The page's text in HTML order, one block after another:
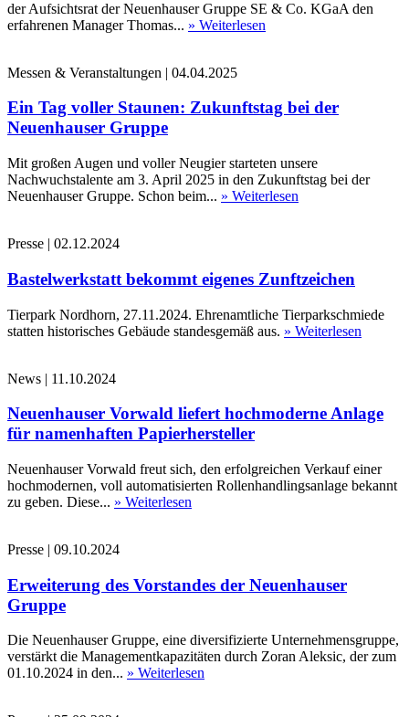
der Aufsichtsrat der Neuenhauser Gruppe SE & Co. KGaA den
erfahrenen Manager Thomas... » Weiterlesen
Messen & Veranstaltungen | 04.04.2025
Ein Tag voller Staunen: Zukunftstag bei der
Neuenhauser Gruppe
Mit großen Augen und voller Neugier starteten unsere
Nachwuchstalente am 3. April 2025 in den Zukunftstag bei der
Neuenhauser Gruppe. Schon beim... » Weiterlesen
Presse | 02.12.2024
Bastelwerkstatt bekommt eigenes Zunftzeichen
Tierpark Nordhorn, 27.11.2024. Ehrenamtliche Tierparkschmiede
statten historisches Gebäude standesgemäß aus. » Weiterlesen
News | 11.10.2024
Neuenhauser Vorwald liefert hochmoderne Anlage
für namenhaften Papierhersteller
Neuenhauser Vorwald freut sich, den erfolgreichen Verkauf einer
hochmodernen, voll automatisierten Rollenhandlingsanlage bekannt
zu geben. Diese... » Weiterlesen
Presse | 09.10.2024
Erweiterung des Vorstandes der Neuenhauser
Gruppe
Die Neuenhauser Gruppe, eine diversifizierte Unternehmensgruppe,
verstärkt die Managementkapazitäten durch Zoran Aleksic, der zum
01.10.2024 in den... » Weiterlesen